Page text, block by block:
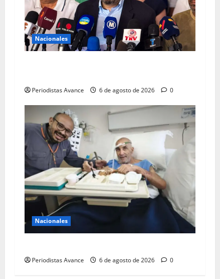
Nacionales
Periodistas Avance 6 de agosto de 2026 0
Nacionales
Periodistas Avance 6 de agosto de 2026 0